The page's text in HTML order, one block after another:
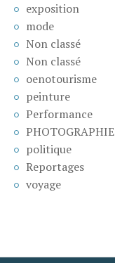
exposition
mode
Non classé
Non classé
oenotourisme
peinture
Performance
PHOTOGRAPHIE
politique
Reportages
voyage